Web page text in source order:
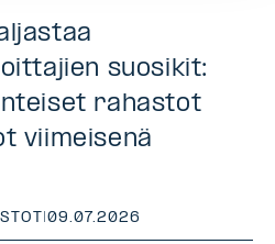
suosikit:
rahastot
viimeisenä
|09.07.2026